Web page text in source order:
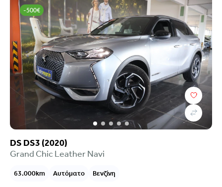
-500€
DS DS3 (2020)
Grand Chic Leather Navi
63.000km Αυτόματο Βενζίνη